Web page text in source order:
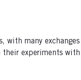
with many exchanges
their experiments with